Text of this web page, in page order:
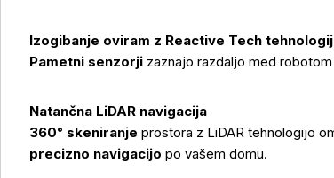
Več o izdelku
Izogibanje oviram z Reactive Tech
Pametni senzorji zaznajo razdaljo med
Natančna LiDAR navigacija
360° skeniranje prostora z LiDAR tehnologijo
precizno navigacijo po vašem domu.